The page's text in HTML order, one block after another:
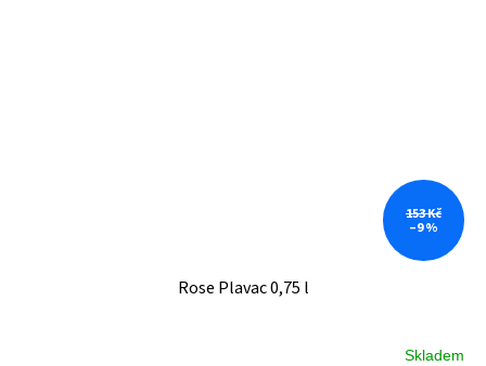
153 Kč
–9 %
Rose Plavac 0,75 l
Skladem